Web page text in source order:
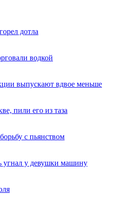
дотла
водкой
выпускают вдвое меньше
пили его из таза
с пьянством
угнал у девушки машину